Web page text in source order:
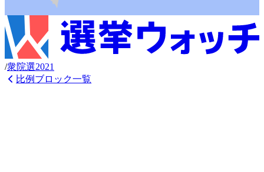
/衆院選2021
比例ブロック一覧